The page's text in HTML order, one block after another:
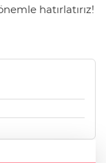
hatırlatırız!